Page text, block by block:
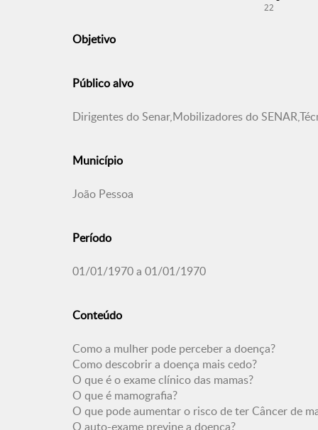
22
Objetivo
Público alvo
Dirigentes do Senar,Mobilizadores do
Município
João Pessoa
Período
01/01/1970 a 01/01/1970
Conteúdo
Como a mulher pode perceber a doença?
Como descobrir a doença mais cedo?
O que é o exame clínico das mamas?
O que é mamografia?
O que pode aumentar o risco de ter Câncer de
O auto-exame previne a doença?